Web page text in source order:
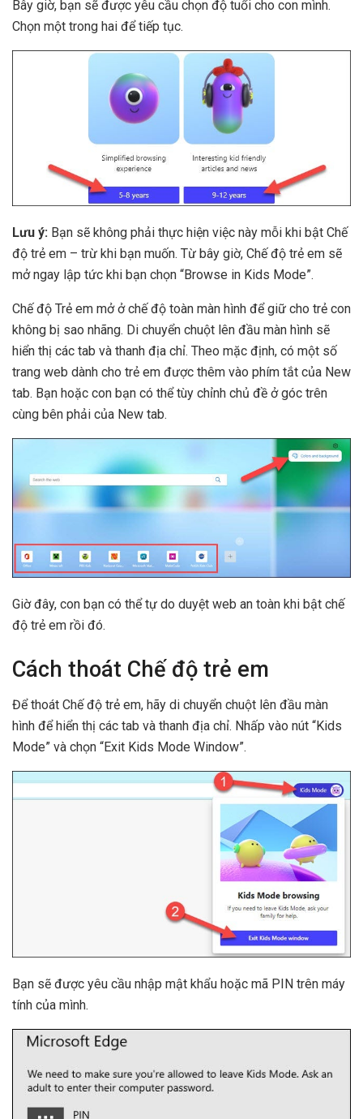
Bây giờ, bạn sẽ được yêu cầu chọn độ tuổi cho con mình.
Chọn một trong hai để tiếp tục.
Lưu ý: Bạn sẽ không phải thực hiện việc này mỗi khi bật Chế
độ trẻ em – trừ khi bạn muốn. Từ bây giờ, Chế độ trẻ em sẽ
mở ngay lập tức khi bạn chọn “Browse in Kids Mode”.
Chế độ Trẻ em mở ở chế độ toàn màn hình để giữ cho trẻ con
không bị sao nhãng. Di chuyển chuột lên đầu màn hình sẽ
hiển thị các tab và thanh địa chỉ. Theo mặc định, có một số
trang web dành cho trẻ em được thêm vào phím tắt của New
tab. Bạn hoặc con bạn có thể tùy chỉnh chủ đề ở góc trên
cùng bên phải của New tab.
Giờ đây, con bạn có thể tự do duyệt web an toàn khi bật chế
độ trẻ em rồi đó.
Cách thoát Chế độ trẻ em
Để thoát Chế độ trẻ em, hãy di chuyển chuột lên đầu màn
hình để hiển thị các tab và thanh địa chỉ. Nhấp vào nút “Kids
Mode” và chọn “Exit Kids Mode Window”.
Bạn sẽ được yêu cầu nhập mật khẩu hoặc mã PIN trên máy
tính của mình.